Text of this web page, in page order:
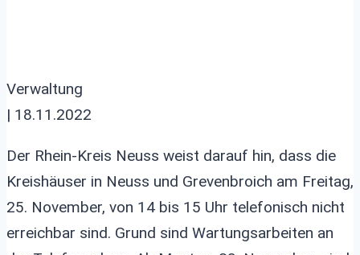
Verwaltung
| 18.11.2022
Der Rhein-Kreis Neuss weist darauf hin, dass die
Kreishäuser in Neuss und Grevenbroich am Freitag,
25. November, von 14 bis 15 Uhr telefonisch nicht
erreichbar sind. Grund sind Wartungsarbeiten an